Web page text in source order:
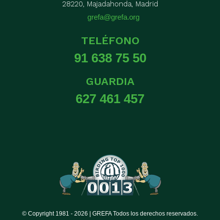
28220, Majadahonda, Madrid
grefa@grefa.org
TELÉFONO
91 638 75 50
GUARDIA
627 461 457
© Copyright 1981 - 2026 | GREFA Todos los derechos reservados.